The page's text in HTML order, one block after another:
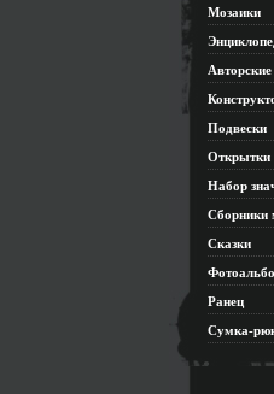
Мозаики
Подвески
Открытки
Набор
Сборники
Сказки
Ранец
Сумка-